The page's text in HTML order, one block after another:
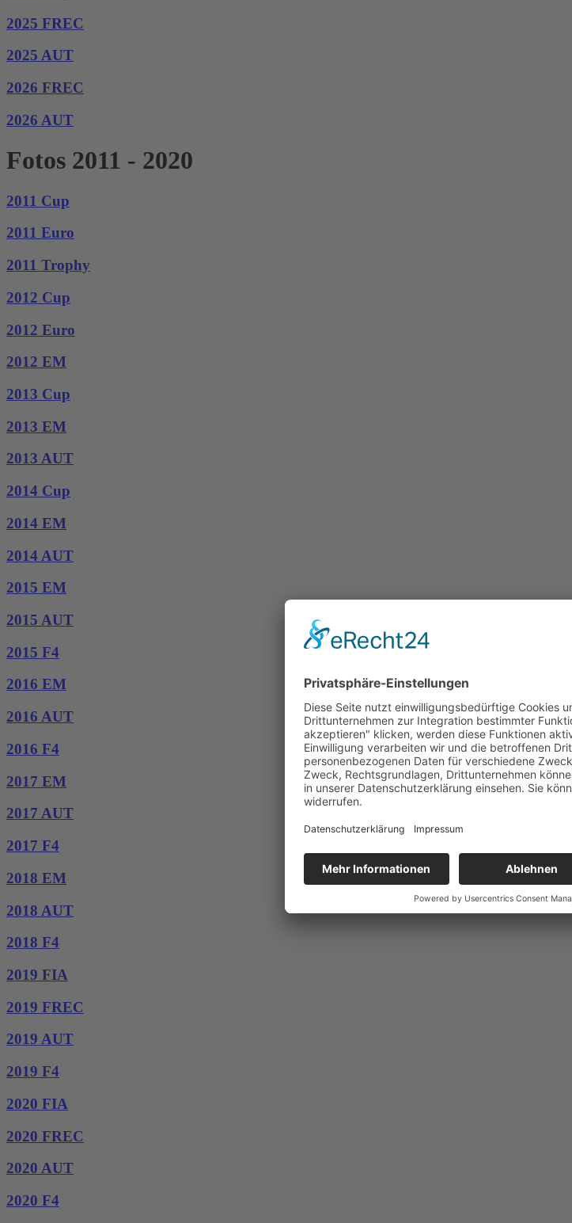
2025 FREC
2025 AUT
2026 FREC
2026 AUT
Fotos 2011 - 2020
2011 Cup
2011 Euro
2011 Trophy
2012 Cup
2012 Euro
2012 EM
2013 Cup
2013 EM
2013 AUT
2014 Cup
2014 EM
2014 AUT
2015 EM
2015 AUT
2015 F4
2016 EM
2016 AUT
2016 F4
2017 EM
2017 AUT
2017 F4
2018 EM
2018 AUT
2018 F4
2019 FIA
2019 FREC
2019 AUT
2019 F4
2020 FIA
2020 FREC
2020 AUT
2020 F4